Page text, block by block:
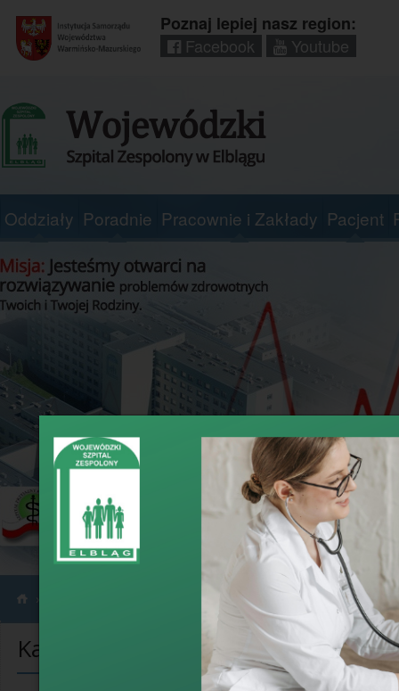
portal
informacyjny
Wrota
Warmii
i
Mazur
Poznaj lepiej nasz region:
Facebook
Youtube
Oddziały Poradnie Pracownie i Zakłady Pacjent
Zakupy do 170 tyś. zł netto
Kategorie informacji Zakupy